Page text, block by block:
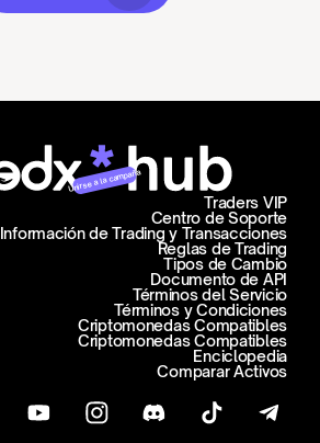
Unirse a la campaña
Centro de Soporte
Información de Trading y Transacciones
Traders VIP
Reglas de Trading
Tipos de Cambio
Documento de API
Términos del Servicio
Términos y Condiciones
Criptomonedas Compatibles
Criptomonedas Compatibles
Enciclopedia
Comparar Activos